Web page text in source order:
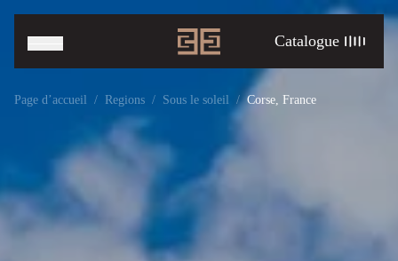
Catalogue
Page d’accueil Regions Sous le soleil Corse, France